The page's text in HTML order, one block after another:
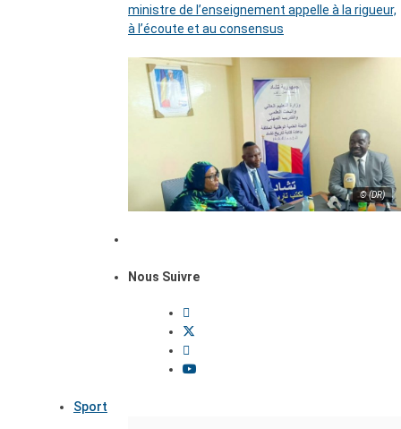
ministre de l’enseignement appelle à la rigueur,
à l’écoute et au consensus
© (DR)
Nous Suivre
Sport